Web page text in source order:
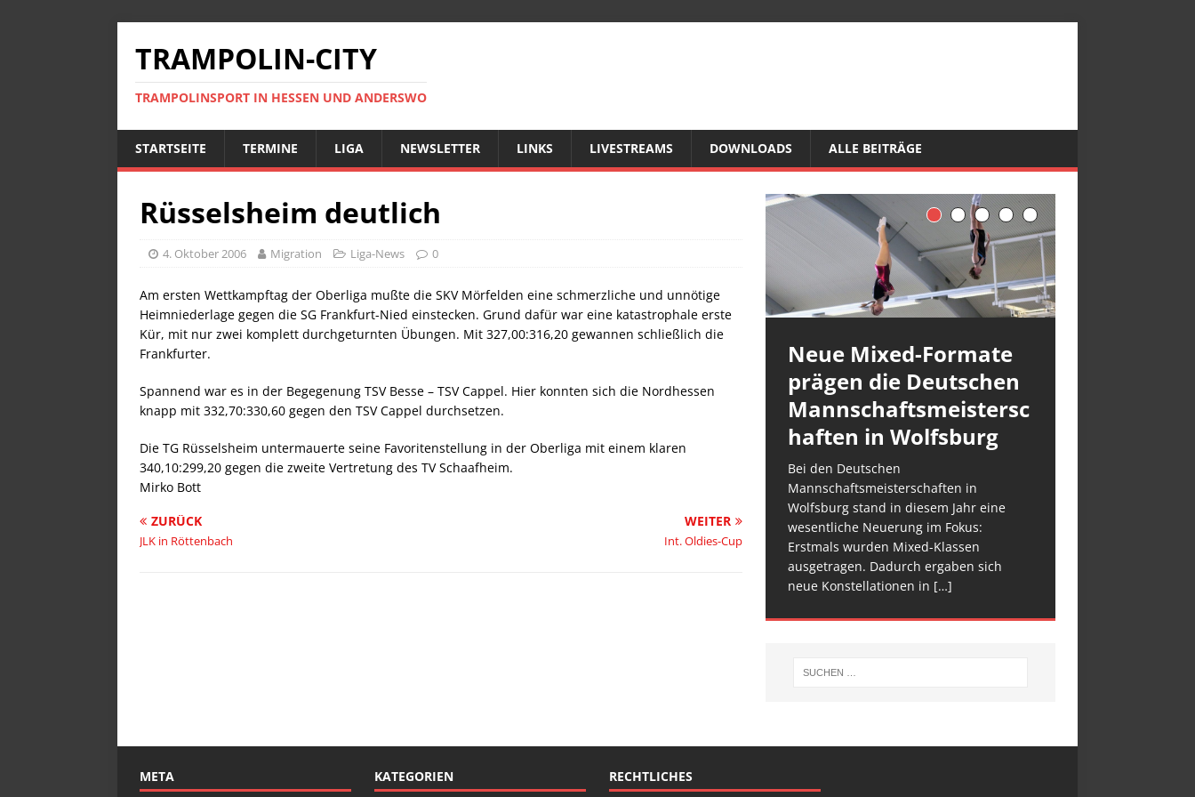
TRAMPOLIN-CITY
TRAMPOLINSPORT IN HESSEN UND ANDERSWO
STARTSEITE TERMINE LIGA NEWSLETTER LINKS LIVESTREAMS DOWNLOADS ALLE BEITRÄGE
Rüsselsheim deutlich
4. Oktober 2006 Migration Liga-News 0
Am ersten Wettkampftag der Oberliga mußte die SKV Mörfelden eine schmerzliche und unnötige
Heimniederlage gegen die SG Frankfurt-Nied einstecken. Grund dafür war eine katastrophale erste
Kür, mit nur zwei komplett durchgeturnten Übungen. Mit 327,00:316,20 gewannen schließlich die
Frankfurter.
Spannend war es in der Begegenung TSV Besse – TSV Cappel. Hier konnten sich die Nordhessen
knapp mit 332,70:330,60 gegen den TSV Cappel durchsetzen.
Die TG Rüsselsheim untermauerte seine Favoritenstellung in der Oberliga mit einem klaren
340,10:299,20 gegen die zweite Vertretung des TV Schaafheim.
Mirko Bott
ZURÜCK
JLK in Röttenbach
WEITER
Int. Oldies-Cup
Neue Mixed-Formate
prägen die Deutschen
Mannschaftsmeistersc
haften in Wolfsburg
Bei den Deutschen
Mannschaftsmeisterschaften in
Wolfsburg stand in diesem Jahr eine
wesentliche Neuerung im Fokus:
Erstmals wurden Mixed-Klassen
ausgetragen. Dadurch ergaben sich
neue Konstellationen in […]
META KATEGORIEN RECHTLICHES